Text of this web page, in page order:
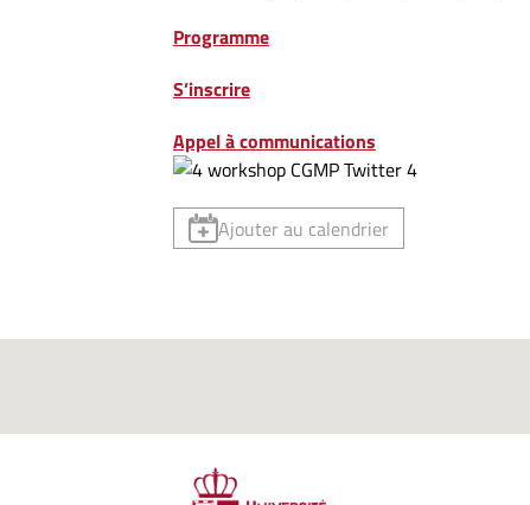
Programme
S’inscrire
Appel à communications
Ajouter au calendrier